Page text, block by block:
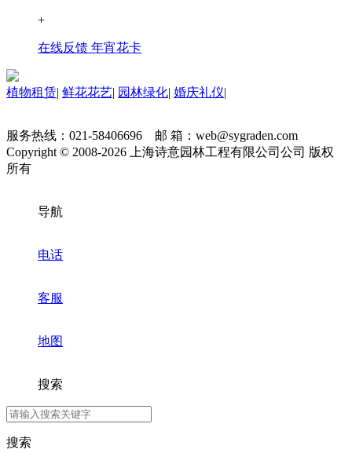
+
在线反馈 年宵花卡
植物租赁| 鲜花花艺| 园林绿化| 婚庆礼仪|
服务热线：021-58406696 邮 箱：web@sygraden.com
Copyright © 2008-2026 上海诗意园林工程有限公司公司 版权
所有
导航
电话
客服
地图
搜索
搜索